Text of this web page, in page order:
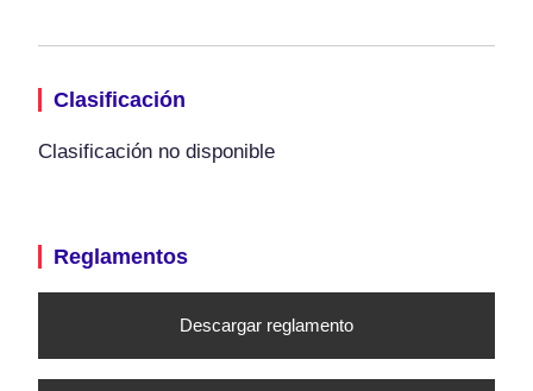
Clasificación
Clasificación no disponible
Reglamentos
Descargar reglamento